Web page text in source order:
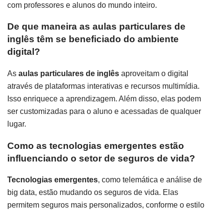
com professores e alunos do mundo inteiro.
De que maneira as aulas particulares de
inglês têm se beneficiado do ambiente
digital?
As aulas particulares de inglês aproveitam o digital
através de plataformas interativas e recursos multimídia.
Isso enriquece a aprendizagem. Além disso, elas podem
ser customizadas para o aluno e acessadas de qualquer
lugar.
Como as tecnologias emergentes estão
influenciando o setor de seguros de vida?
Tecnologias emergentes, como telemática e análise de
big data, estão mudando os seguros de vida. Elas
permitem seguros mais personalizados, conforme o estilo